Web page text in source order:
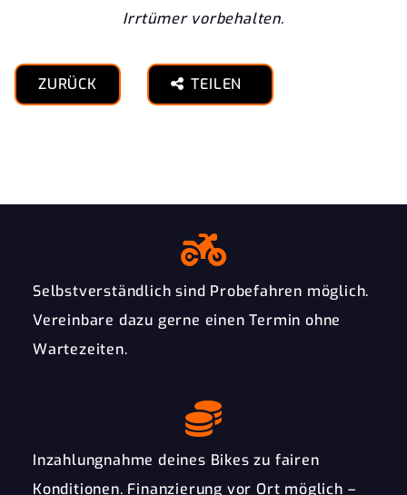
Irrtümer vorbehalten.
ZURÜCK TEILEN
Selbstverständlich sind Probefahren möglich.
Vereinbare dazu gerne einen Termin ohne
Wartezeiten.
Inzahlungnahme deines Bikes zu fairen
Konditionen. Finanzierung vor Ort möglich –